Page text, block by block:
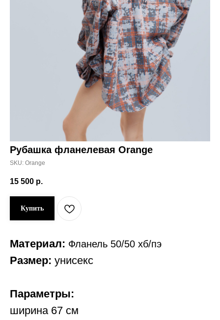
Рубашка фланелевая Orange
SKU: Orange
15 500 р.
Купить
Материал: Фланель 50/50 хб/пэ
Размер: унисекс
Параметры:
ширина 67 см